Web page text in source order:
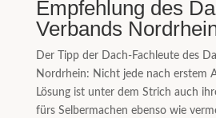
Empfehlung des
Verbands
Der Tipp der Dach-Fachleute des
Nordrhein: Nicht jede nach erstem
Lösung ist unter dem Strich auch
fürs Selbermachen ebenso wie